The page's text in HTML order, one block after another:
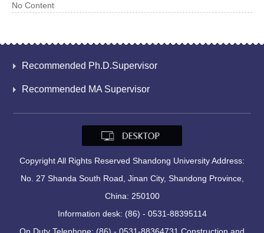
No Content
Recommended Ph.D.Supervisor
Recommended MA Supervisor
Copyright All Rights Reserved Shandong University Address:
No. 27 Shanda South Road, Jinan City, Shandong Province,
China: 250100
Information desk: (86) - 0531-88395114